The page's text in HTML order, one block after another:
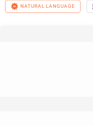
NATURAL LANGUAGE